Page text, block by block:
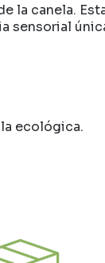
la canela.
sensorial
ecológica.